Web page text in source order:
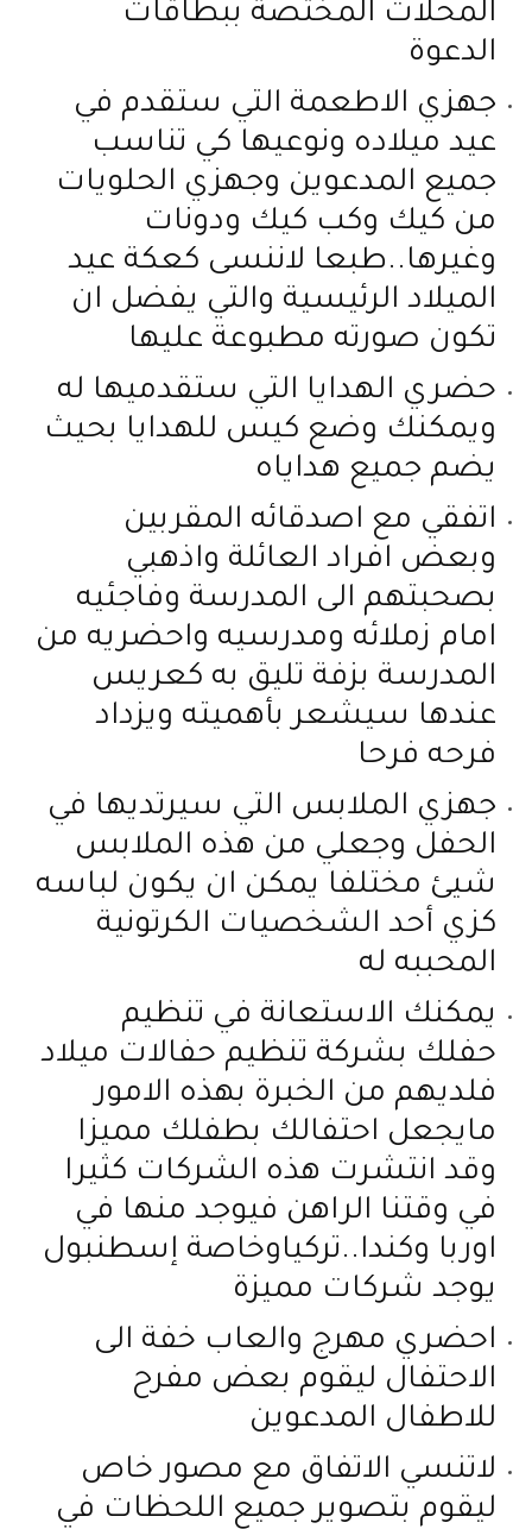
المحلات المختصة ببطاقات
الدعوة
جهزي الاطعمة التي ستقدم في
عيد ميلاده ونوعيها كي تناسب
جميع المدعوين وجهزي الحلويات
من كيك وكب كيك ودونات
وغيرها..طبعا لاننسى كعكة عيد
الميلاد الرئيسية والتي يفضل ان
تكون صورته مطبوعة عليها
حضري الهدايا التي ستقدميها له
ويمكنك وضع كيس للهدايا بحيث
يضم جميع هداياه
اتفقي مع اصدقائه المقربين
وبعض افراد العائلة واذهبي
بصحبتهم الى المدرسة وفاجئيه
امام زملائه ومدرسيه واحضريه من
المدرسة بزفة تليق به كعريس
عندها سيشعر بأهميته ويزداد
فرحه فرحا
جهزي الملابس التي سيرتديها في
الحفل وجعلي من هذه الملابس
شيئ مختلفا يمكن ان يكون لباسه
كزي أحد الشخصيات الكرتونية
المحببه له
يمكنك الاستعانة في تنظيم
حفلك بشركة تنظيم حفالات ميلاد
فلديهم من الخبرة بهذه الامور
مايجعل احتفالك بطفلك مميزا
وقد انتشرت هذه الشركات كثيرا
في وقتنا الراهن فيوجد منها في
اوربا وكندا..تركياوخاصة إسطنبول
يوجد شركات مميزة
احضري مهرج والعاب خفة الى
الاحتفال ليقوم بعض مفرح
للاطفال المدعوين
لاتنسي الاتفاق مع مصور خاص
ليقوم بتصوير جميع اللحظات في